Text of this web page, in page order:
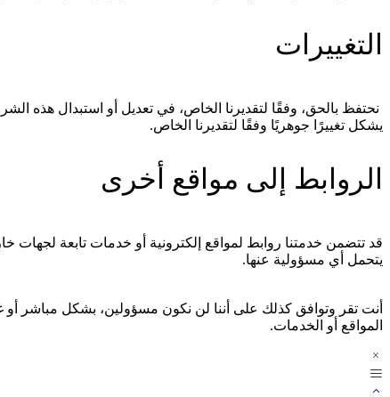
التغييرات
يشكل تغييرًا جوهريًا وفقًا لتقديرنا الخاص.
الروابط إلى مواقع أخرى
قد تتضمن خدمتنا روابط لمواقع إلكترونية أو خدمات تابعة لجهات
يتحمل أي مسؤولية عنها.
أنت تقر وتوافق كذلك على أننا لن نكون مسؤولين، بشكل مباشر
المواقع أو الخدمات.